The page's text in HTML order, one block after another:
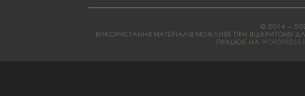
© 2014 —
ВИКОРИСТАННЯ МАТЕРІАЛІВ МОЖЛИВЕ ПРИ ВІДКРИТОМУ
ПРАЦЮЄ НА WORDPRESS |